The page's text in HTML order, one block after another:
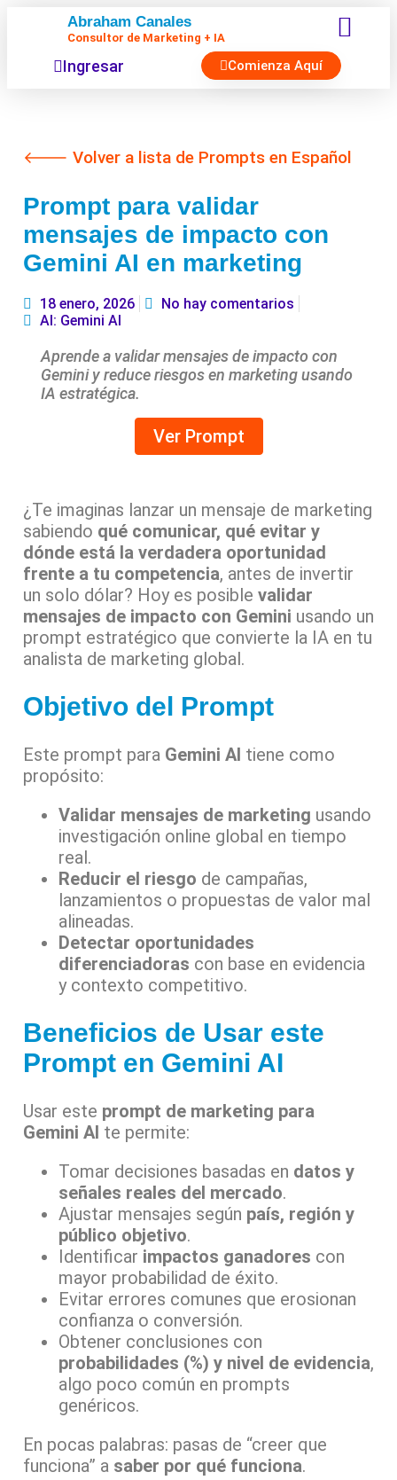
Abraham Canales
Consultor de Marketing + IA
Ingresar Comienza Aquí
🡐 Volver a lista de Prompts en Español
Prompt para validar
mensajes de impacto con
Gemini AI en marketing
18 enero, 2026
No hay comentarios
AI: Gemini AI
Aprende a validar mensajes de impacto con
Gemini y reduce riesgos en marketing usando
IA estratégica.
Ver Prompt
¿Te imaginas lanzar un mensaje de marketing
sabiendo qué comunicar, qué evitar y
dónde está la verdadera oportunidad
frente a tu competencia, antes de invertir
un solo dólar? Hoy es posible validar
mensajes de impacto con Gemini usando un
prompt estratégico que convierte la IA en tu
analista de marketing global.
Objetivo del Prompt
Este prompt para Gemini AI tiene como
propósito:
Validar mensajes de marketing usando
investigación online global en tiempo
real.
Reducir el riesgo de campañas,
lanzamientos o propuestas de valor mal
alineadas.
Detectar oportunidades
diferenciadoras con base en evidencia
y contexto competitivo.
Beneficios de Usar este
Prompt en Gemini AI
Usar este prompt de marketing para
Gemini AI te permite:
Tomar decisiones basadas en datos y
señales reales del mercado.
Ajustar mensajes según país, región y
público objetivo.
Identificar impactos ganadores con
mayor probabilidad de éxito.
Evitar errores comunes que erosionan
confianza o conversión.
Obtener conclusiones con
probabilidades (%) y nivel de evidencia,
algo poco común en prompts
genéricos.
En pocas palabras: pasas de “creer que
funciona” a saber por qué funciona.